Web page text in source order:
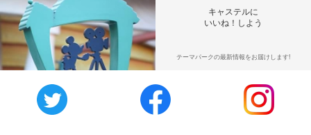
キャステルに
いいね！しよう
テーマパークの最新情報をお届けします!